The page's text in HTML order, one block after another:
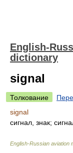
English-
dictionary
signal
Толкование
signal
сигнал, знак;
English-Russian aviation